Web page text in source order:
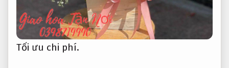
Tối ưu chi phí.